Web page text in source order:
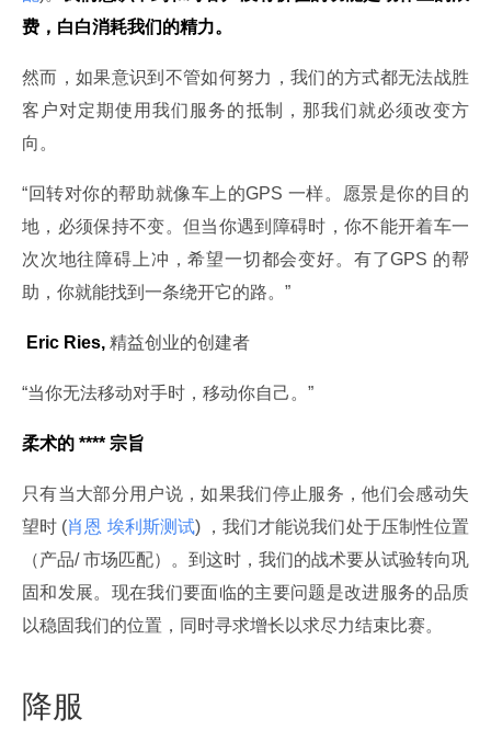
费，白白消耗我们的精力。
然而，如果意识到不管如何努力，我们的方式都无法战胜
客户对定期使用我们服务的抵制，那我们就必须改变方
向。
“回转对你的帮助就像车上的GPS 一样。愿景是你的目的
地，必须保持不变。但当你遇到障碍时，你不能开着车一
次次地往障碍上冲，希望一切都会变好。有了GPS 的帮
助，你就能找到一条绕开它的路。”
Eric Ries, 精益创业的创建者
“当你无法移动对手时，移动你自己。”
柔术的 **** 宗旨
只有当大部分用户说，如果我们停止服务，他们会感动失
望时 (肖恩 埃利斯测试) ，我们才能说我们处于压制性位置
（产品/ 市场匹配）。到这时，我们的战术要从试验转向巩
固和发展。现在我们要面临的主要问题是改进服务的品质
以稳固我们的位置，同时寻求增长以求尽力结束比赛。
降服